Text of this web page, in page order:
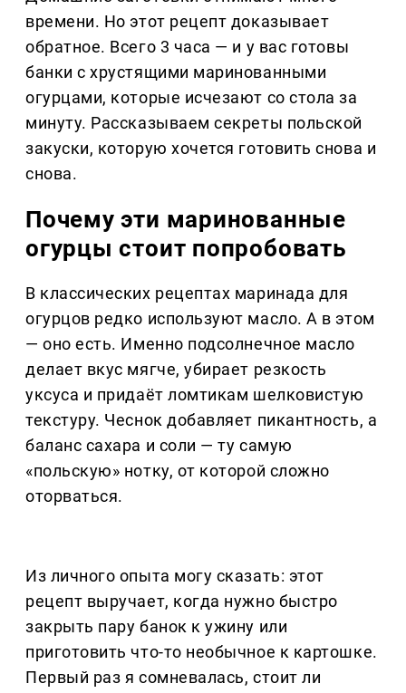
времени. Но этот рецепт доказывает
обратное. Всего 3 часа — и у вас готовы
банки с хрустящими маринованными
огурцами, которые исчезают со стола за
минуту. Рассказываем секреты польской
закуски, которую хочется готовить снова и
снова.
Почему эти маринованные
огурцы стоит попробовать
В классических рецептах маринада для
огурцов редко используют масло. А в этом
— оно есть. Именно подсолнечное масло
делает вкус мягче, убирает резкость
уксуса и придаёт ломтикам шелковистую
текстуру. Чеснок добавляет пикантность, а
баланс сахара и соли — ту самую
«польскую» нотку, от которой сложно
оторваться.
Из личного опыта могу сказать: этот
рецепт выручает, когда нужно быстро
закрыть пару банок к ужину или
приготовить что-то необычное к картошке.
Первый раз я сомневалась, стоит ли